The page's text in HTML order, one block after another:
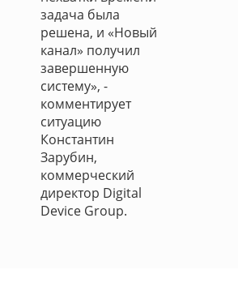
задача была
решена, и «Новый
канал» получил
завершенную
систему», -
комментирует
ситуацию
Константин
Зарубин,
коммерческий
директор Digital
Device Group.